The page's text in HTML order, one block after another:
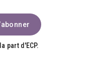
part d'ECP.